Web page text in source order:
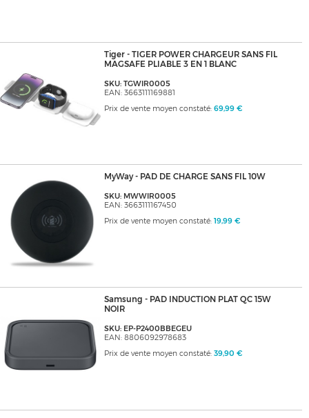
Tiger - TIGER POWER CHARGEUR SANS FIL
MAGSAFE PLIABLE 3 EN 1 BLANC
SKU: TGWIR0005
EAN: 3663111169881
Prix de vente moyen constaté: 69,99 €
MyWay - PAD DE CHARGE SANS FIL 10W
SKU: MWWIR0005
EAN: 3663111167450
Prix de vente moyen constaté: 19,99 €
Samsung - PAD INDUCTION PLAT QC 15W
NOIR
SKU: EP-P2400BBEGEU
EAN: 8806092978683
Prix de vente moyen constaté: 39,90 €